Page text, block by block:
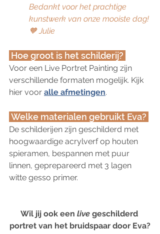
Bedankt voor het prachtige
kunstwerk van onze mooiste dag!
🧡 Julie
Hoe groot is het schilderij?
Voor een Live Portret Painting zijn
verschillende formaten mogelijk. Kijk
hier voor alle afmetingen.
Welke materialen gebruikt Eva?
De schilderijen zijn geschilderd met
hoogwaardige acrylverf op houten
spieramen, bespannen met puur
linnen, geprepareerd met 3 lagen
witte gesso primer.
Wil jij ook een live geschilderd
portret van het bruidspaar door Eva?